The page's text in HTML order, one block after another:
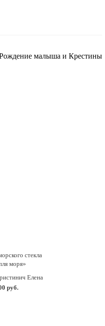
малыша и Крестины
стекла
моря»
Елена
руб.